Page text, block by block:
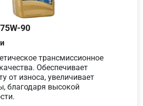
90
трансмиссионное
Обеспечивает
от износа, увеличивает
благодаря высокой